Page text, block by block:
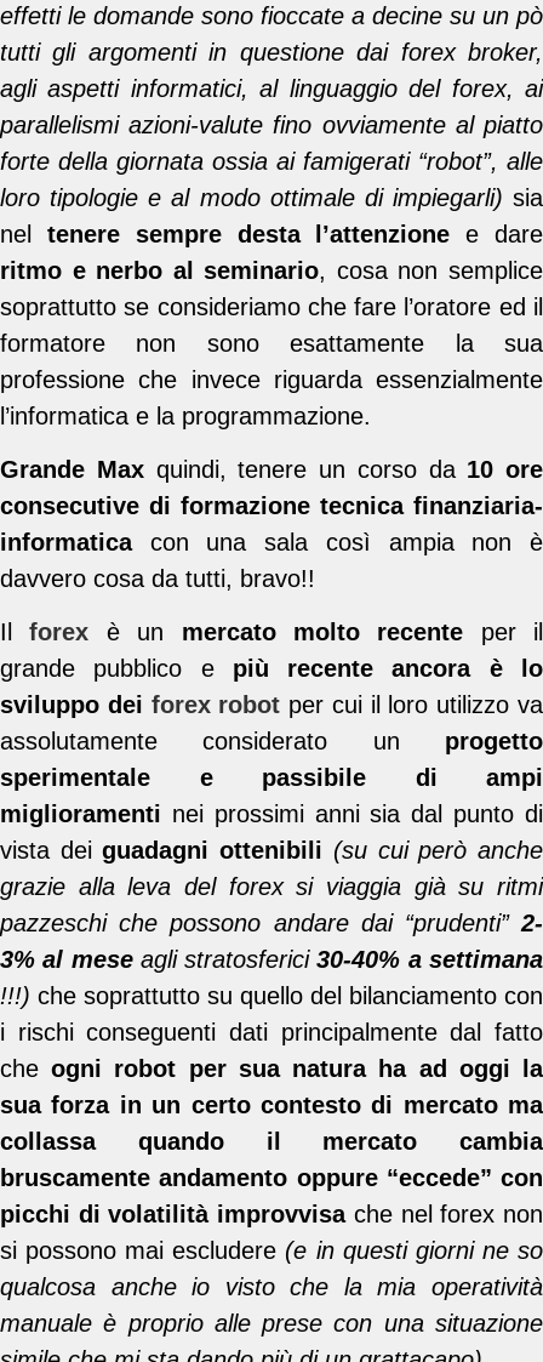
effetti le domande sono fioccate a decine su un pò
tutti gli argomenti in questione dai forex broker,
agli aspetti informatici, al linguaggio del forex, ai
parallelismi azioni-valute fino ovviamente al piatto
forte della giornata ossia ai famigerati “robot”, alle
loro tipologie e al modo ottimale di impiegarli) sia
nel tenere sempre desta l’attenzionee dare
ritmo e nerbo al seminario, cosa non semplice
soprattutto se consideriamo che fare l’oratore ed il
formatore non sono esattamente la sua
professione che invece riguarda essenzialmente
l’informatica e la programmazione.
Grande Maxquindi, tenere un corso da 10 ore
consecutive di formazione tecnica finanziaria-
informaticacon una sala così ampia non è
davvero cosa da tutti, bravo!!
Ilforex è un mercato molto recente per il
grande pubblico e più recente ancora è lo
sviluppo dei forex robot per cui il loro utilizzo va
assolutamente considerato un progetto
sperimentale e passibile di ampi
miglioramenti nei prossimi anni sia dal punto di
vista deiguadagni ottenibili (su cui però anche
grazie alla leva del forex si viaggia già su ritmi
pazzeschi che possono andare dai “prudenti” 2-
3% al meseagli stratosferici30-40% a settimana
!!!) che soprattutto su quello del bilanciamento con
i rischi conseguenti dati principalmente dal fatto
che ogni robot per sua natura ha ad oggi la
sua forza in un certo contesto di mercato ma
collassa quando il mercato cambia
bruscamente andamento oppure “eccede” con
picchi di volatilità improvvisa che nel forex non
si possono mai escludere (e in questi giorni ne so
qualcosa anche io visto che la mia operatività
manuale è proprio alle prese con una situazione